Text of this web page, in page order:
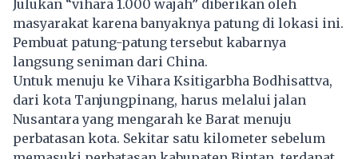
Julukan “vihara 1.000 wajah” diberikan oleh
masyarakat karena banyaknya patung di lokasi ini.
Pembuat patung-patung tersebut kabarnya
langsung seniman dari China.
Untuk menuju ke Vihara Ksitigarbha Bodhisattva,
dari kota Tanjungpinang, harus melalui jalan
Nusantara yang mengarah ke Barat menuju
perbatasan kota. Sekitar satu kilometer sebelum